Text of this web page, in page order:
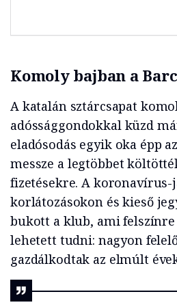
Komoly bajban a
A katalán sztárcsapat
adóssággondokkal küzd
eladósodás egyik oka épp
messze a legtöbbet
fizetésekre. A
korlátozásokon és kieső
bukott a klub, ami
lehetett tudni: nagyon
gazdálkodtak az elmúlt